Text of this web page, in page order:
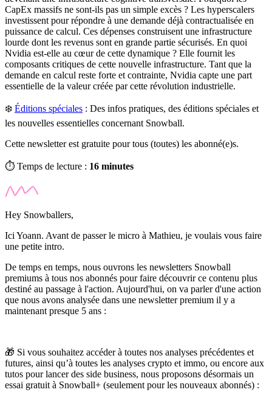
CapEx massifs ne sont-ils pas un simple excès ? Les hyperscalers
investissent pour répondre à une demande déjà contractualisée en
puissance de calcul. Ces dépenses construisent une infrastructure
lourde dont les revenus sont en grande partie sécurisés. En quoi
Nvidia est-elle au cœur de cette dynamique ? Elle fournit les
composants critiques de cette nouvelle infrastructure. Tant que la
demande en calcul reste forte et contrainte, Nvidia capte une part
essentielle de la valeur créée par cette révolution industrielle.
❄️ Éditions spéciales : Des infos pratiques, des éditions spéciales et
les nouvelles essentielles concernant Snowball.
Cette newsletter est gratuite pour tous (toutes) les abonné(e)s.
⏱️ Temps de lecture : 16 minutes
Hey Snowballers,
Ici Yoann. Avant de passer le micro à Mathieu, je voulais vous faire
une petite intro.
De temps en temps, nous ouvrons les newsletters Snowball
premiums à tous nos abonnés pour faire découvrir ce contenu plus
destiné au passage à l'action. Aujourd'hui, on va parler d'une action
que nous avons analysée dans une newsletter premium il y a
maintenant presque 5 ans :
🎁 Si vous souhaitez accéder à toutes nos analyses précédentes et
futures, ainsi qu’à toutes les analyses crypto et immo, ou encore aux
tutos pour lancer des side business, nous proposons désormais un
essai gratuit à Snowball+ (seulement pour les nouveaux abonnés) :